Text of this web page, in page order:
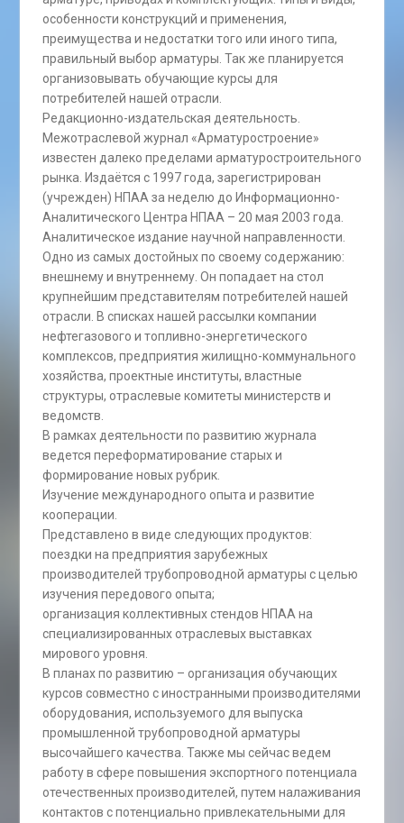
особенности конструкций и применения,
преимущества и недостатки того или иного типа,
правильный выбор арматуры. Так же планируется
организовывать обучающие курсы для
потребителей нашей отрасли.
Редакционно-издательская деятельность.
Межотраслевой журнал «Арматуростроение»
известен далеко пределами арматуростроительного
рынка. Издаётся с 1997 года, зарегистрирован
(учрежден) НПАА за неделю до Информационно-
Аналитического Центра НПАА – 20 мая 2003 года.
Аналитическое издание научной направленности.
Одно из самых достойных по своему содержанию:
внешнему и внутреннему. Он попадает на стол
крупнейшим представителям потребителей нашей
отрасли. В списках нашей рассылки компании
нефтегазового и топливно-энергетического
комплексов, предприятия жилищно-коммунального
хозяйства, проектные институты, властные
структуры, отраслевые комитеты министерств и
ведомств.
В рамках деятельности по развитию журнала
ведется переформатирование старых и
формирование новых рубрик.
Изучение международного опыта и развитие
кооперации.
Представлено в виде следующих продуктов:
поездки на предприятия зарубежных
производителей трубопроводной арматуры с целью
изучения передового опыта;
организация коллективных стендов НПАА на
специализированных отраслевых выставках
мирового уровня.
В планах по развитию – организация обучающих
курсов совместно с иностранными производителями
оборудования, используемого для выпуска
промышленной трубопроводной арматуры
высочайшего качества. Также мы сейчас ведем
работу в сфере повышения экспортного потенциала
отечественных производителей, путем налаживания
контактов с потенциально привлекательными для